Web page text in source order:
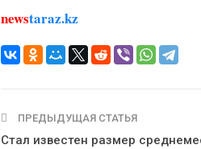
newstaraz.kz
ПРЕДЫДУЩАЯ СТАТЬЯ
Стал известен размер